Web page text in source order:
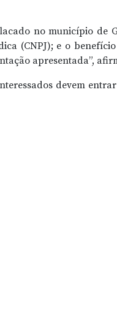
no município de
(CNPJ); e o
apresentada”,
devem